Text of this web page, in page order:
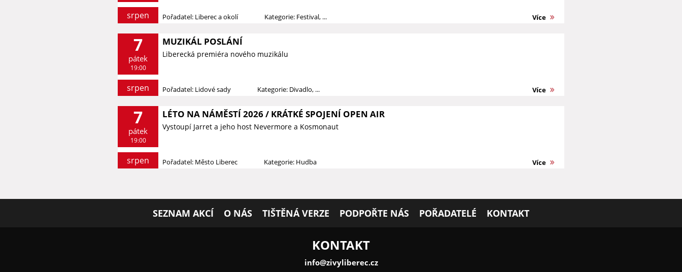
srpen Pořadatel: Liberec a okolí Kategorie: Festival, ... Více
7
pátek
19:00
srpen
MUZIKÁL POSLÁNÍ
Liberecká premiéra nového muzikálu
Pořadatel: Lidové sady Kategorie: Divadlo, ... Více
7
pátek
19:00
srpen
LÉTO NA NÁMĚSTÍ 2026 / KRÁTKÉ SPOJENÍ OPEN AIR
Vystoupí Jarret a jeho host Nevermore a Kosmonaut
Pořadatel: Město Liberec Kategorie: Hudba Více
SEZNAM AKCÍ O NÁS TIŠTĚNÁ VERZE PODPOŘTE NÁS POŘADATELÉ KONTAKT
KONTAKT
info@zivyliberec.cz